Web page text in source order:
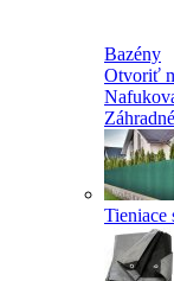
Bazény
Otvoriť
Tieniace